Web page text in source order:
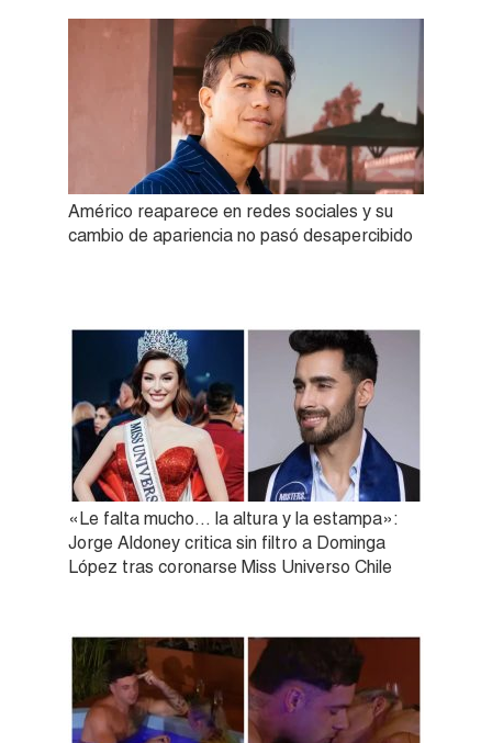
Américo reaparece en redes sociales y su
cambio de apariencia no pasó desapercibido
«Le falta mucho… la altura y la estampa»:
Jorge Aldoney critica sin filtro a Dominga
López tras coronarse Miss Universo Chile